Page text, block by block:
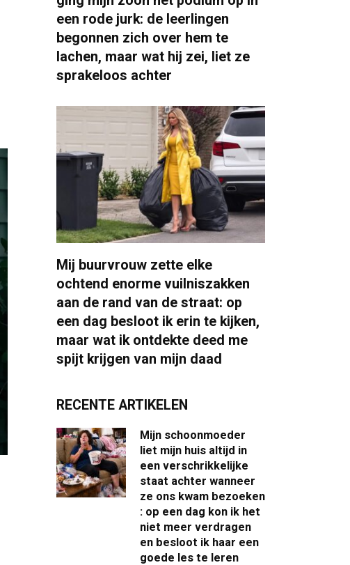
een rode jurk: de leerlingen
begonnen zich over hem te
lachen, maar wat hij zei, liet ze
sprakeloos achter
Mij buurvrouw zette elke
ochtend enorme vuilniszakken
aan de rand van de straat: op
een dag besloot ik erin te kijken,
maar wat ik ontdekte deed me
spijt krijgen van mijn daad
RECENTE ARTIKELEN
Mijn schoonmoeder
liet mijn huis altijd in
een verschrikkelijke
staat achter wanneer
ze ons kwam bezoeken
: op een dag kon ik het
niet meer verdragen
en besloot ik haar een
goede les te leren